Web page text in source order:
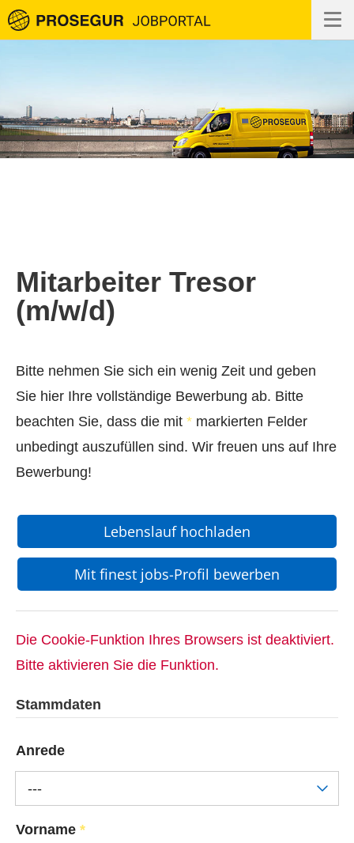
Mitarbeiter Tresor
(m/w/d)
Bitte nehmen Sie sich ein wenig Zeit und geben
Sie hier Ihre vollständige Bewerbung ab. Bitte
beachten Sie, dass die mit * markierten Felder
unbedingt auszufüllen sind. Wir freuen uns auf Ihre
Bewerbung!
Lebenslauf hochladen
Mit finest jobs-Profil bewerben
Die Cookie-Funktion Ihres Browsers ist deaktiviert.
Bitte aktivieren Sie die Funktion.
Stammdaten
Anrede
---
Vorname *